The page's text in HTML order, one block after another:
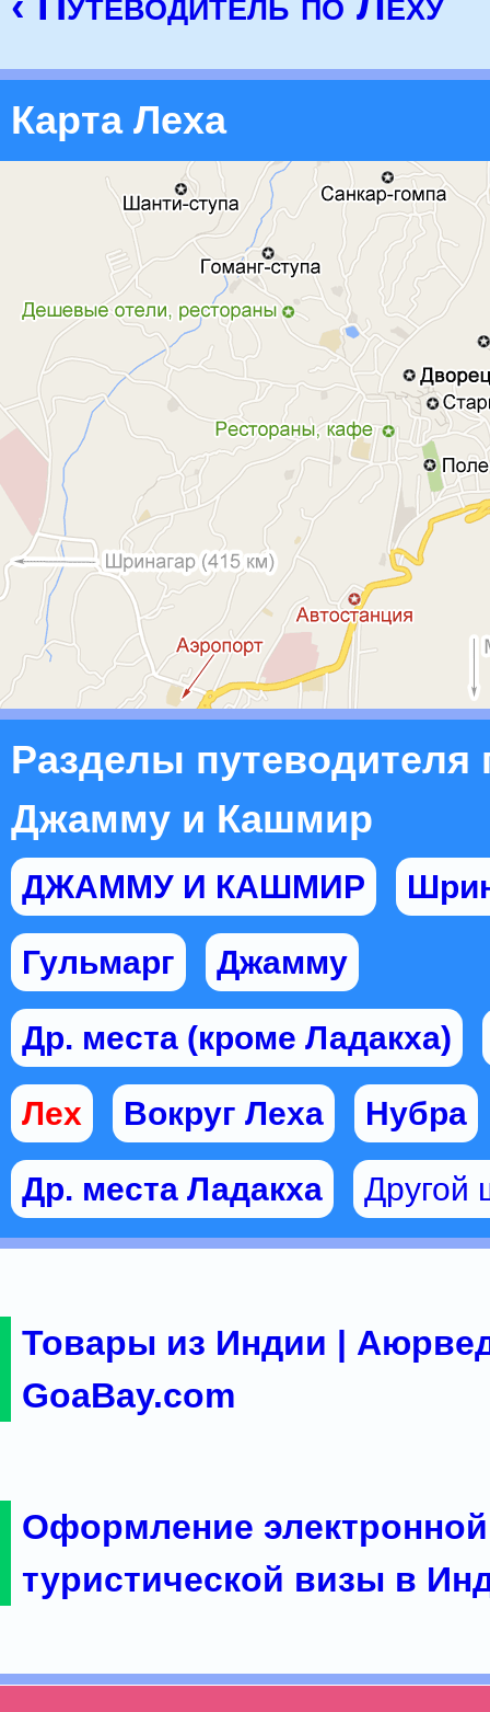
Карта Леха
Разделы путеводителя
Джамму и Кашмир
ДЖАММУ И КАШМИР
Гульмарг Джамму
Др. места (кроме Ладакха)
Лех Вокруг Леха Нубра
Др. места Ладакха Другой
Товары из Индии |
GoaBay.com
Оформление электронной
туристической визы в